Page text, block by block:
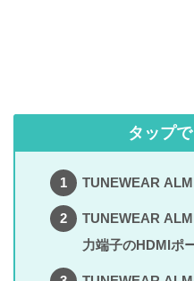
タップ
TUNEWEAR
TUNEWEAR
力端子のHDMIポ